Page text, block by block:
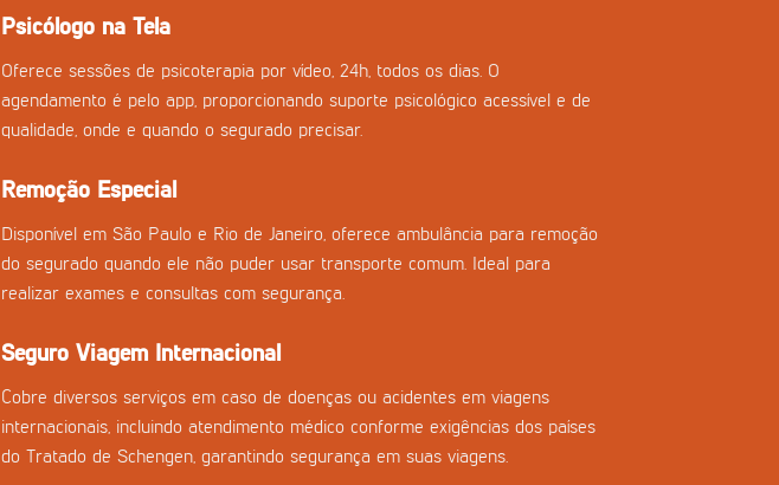
Psicólogo na Tela
Oferece sessões de psicoterapia por vídeo, 24h, todos os dias. O
agendamento é pelo app, proporcionando suporte psicológico acessível e de
qualidade, onde e quando o segurado precisar.
Remoção Especial
Disponível em São Paulo e Rio de Janeiro, oferece ambulância para remoção
do segurado quando ele não puder usar transporte comum. Ideal para
realizar exames e consultas com segurança.
Seguro Viagem Internacional
Cobre diversos serviços em caso de doenças ou acidentes em viagens
internacionais, incluindo atendimento médico conforme exigências dos países
do Tratado de Schengen, garantindo segurança em suas viagens.